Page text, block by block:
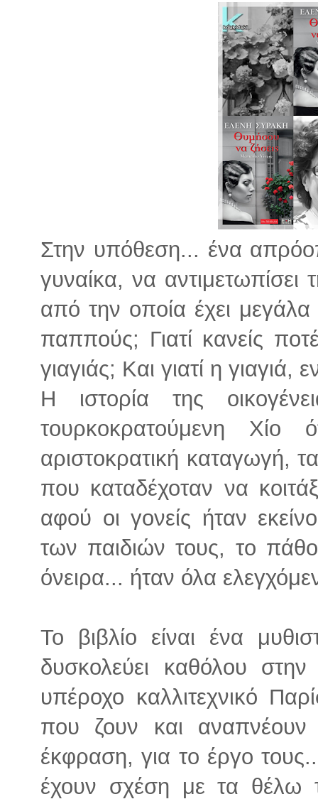
Στην υπόθεση... ένα
γυναίκα, να αντιμετωπίσει
από την οποία έχει
παππούς; Γιατί κανείς
γιαγιάς; Και γιατί η γιαγιά,
Η ιστορία της
τουρκοκρατούμενη Χίο
αριστοκρατική καταγωγή,
που καταδέχοταν να
αφού οι γονείς ήταν
των παιδιών τους, το
όνειρα... ήταν όλα
Το βιβλίο είναι ένα
δυσκολεύει καθόλου
υπέροχο καλλιτεχνικό
που ζουν και αναπνέουν
έκφραση, για το έργο
έχουν σχέση με τα θέλω